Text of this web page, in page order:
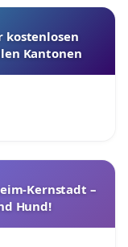
kostenlosen
Kantonen
Kernstadt –
Hund!